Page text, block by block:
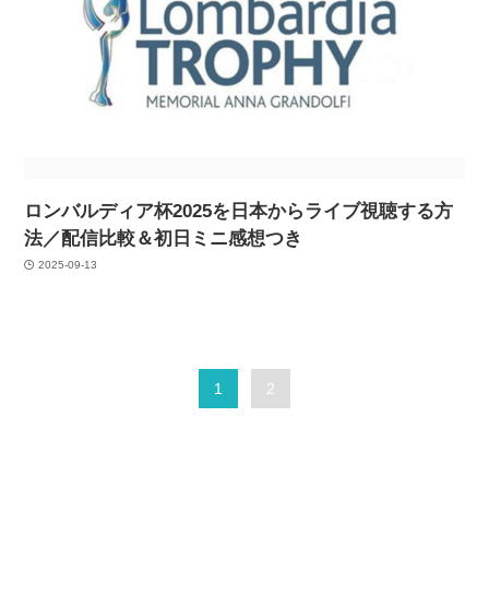
ロンバルディア杯2025を日本からライブ視聴する方
法／配信比較＆初日ミニ感想つき
2025-09-13
1 2